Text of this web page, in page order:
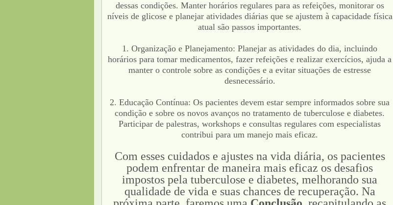
dessas condições. Manter horários regulares para as refeições, monitorar os
níveis de glicose e planejar atividades diárias que se ajustem à capacidade física
atual são passos importantes.
1. Organização e Planejamento: Planejar as atividades do dia, incluindo
horários para tomar medicamentos, fazer refeições e realizar exercícios, ajuda a
manter o controle sobre as condições e a evitar situações de estresse
desnecessário.
2. Educação Contínua: Os pacientes devem estar sempre informados sobre sua
condição e sobre os novos avanços no tratamento de tuberculose e diabetes.
Participar de palestras, workshops e consultas regulares com especialistas
contribui para um manejo mais eficaz.
Com esses cuidados e ajustes na vida diária, os pacientes
podem enfrentar de maneira mais eficaz os desafios
impostos pela tuberculose e diabetes, melhorando sua
qualidade de vida e suas chances de recuperação. Na